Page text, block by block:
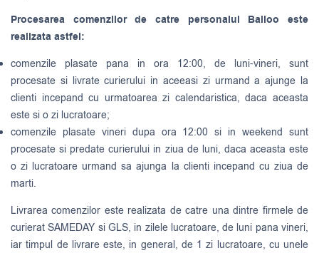
Procesarea comenzilor de catre personalul Balloo este
realizata astfel:
comenzile plasate pana in ora 12:00, de luni-vineri, sunt
procesate si livrate curierului in aceeasi zi urmand a ajunge la
clienti incepand cu urmatoarea zi calendaristica, daca aceasta
este si o zi lucratoare;
comenzile plasate vineri dupa ora 12:00 si in weekend sunt
procesate si predate curierului in ziua de luni, daca aceasta este
o zi lucratoare urmand sa ajunga la clienti incepand cu ziua de
marti.
Livrarea comenzilor este realizata de catre una dintre firmele de
curieratSAMEDAY si GLS, in zilele lucratoare, de luni pana vineri,
iar timpul de livrare este, in general, de 1 zi lucratoare, cu unele